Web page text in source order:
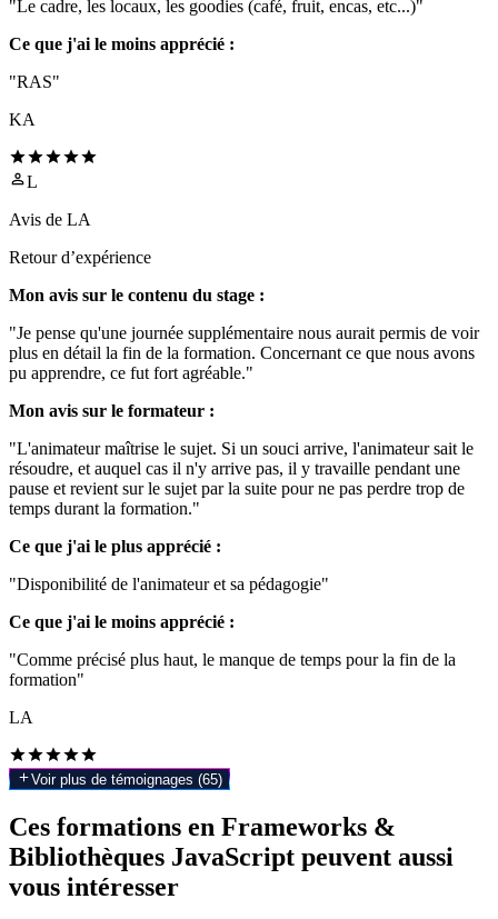
"Le cadre, les locaux, les goodies (café, fruit, encas, etc...)"
Ce que j'ai le moins apprécié :
"RAS"
KA
L
Avis de LA
Retour d’expérience
Mon avis sur le contenu du stage :
"Je pense qu'une journée supplémentaire nous aurait permis de voir
plus en détail la fin de la formation. Concernant ce que nous avons
pu apprendre, ce fut fort agréable."
Mon avis sur le formateur :
"L'animateur maîtrise le sujet. Si un souci arrive, l'animateur sait le
résoudre, et auquel cas il n'y arrive pas, il y travaille pendant une
pause et revient sur le sujet par la suite pour ne pas perdre trop de
temps durant la formation."
Ce que j'ai le plus apprécié :
"Disponibilité de l'animateur et sa pédagogie"
Ce que j'ai le moins apprécié :
"Comme précisé plus haut, le manque de temps pour la fin de la
formation"
LA
Voir plus de témoignages (65)
Ces formations en Frameworks &
Bibliothèques JavaScript peuvent aussi
vous intéresser